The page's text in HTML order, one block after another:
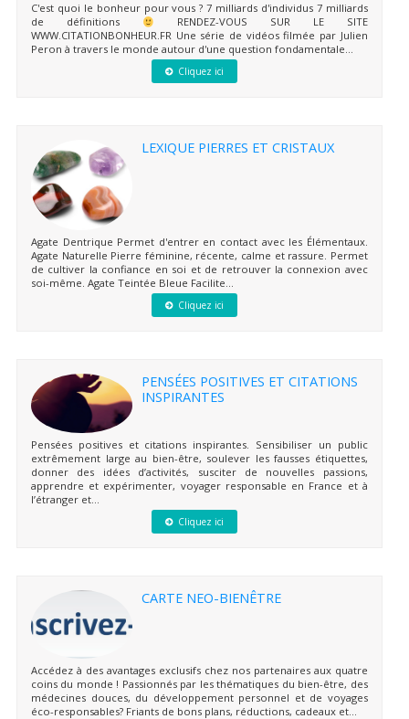
C'est quoi le bonheur pour vous ? 7 milliards d'individus 7 milliards
de définitions
RENDEZ-VOUS SUR LE SITE
WWW.CITATIONBONHEUR.FR Une série de vidéos filmée par Julien
Peron à travers le monde autour d'une question fondamentale...
Cliquez ici
LEXIQUE PIERRES ET CRISTAUX
Agate Dentrique Permet d'entrer en contact avec les Élémentaux.
Agate Naturelle Pierre féminine, récente, calme et rassure. Permet
de cultiver la confiance en soi et de retrouver la connexion avec
soi-même. Agate Teintée Bleue Facilite...
Cliquez ici
PENSÉES POSITIVES ET CITATIONS
INSPIRANTES
Pensées positives et citations inspirantes. Sensibiliser un public
extrêmement large au bien-être, soulever les fausses étiquettes,
donner des idées d’activités, susciter de nouvelles passions,
apprendre et expérimenter, voyager responsable en France et à
l’étranger et...
Cliquez ici
CARTE NEO-BIENÊTRE
Accédez à des avantages exclusifs chez nos partenaires aux quatre
coins du monde ! Passionnés par les thématiques du bien-être, des
médecines douces, du développement personnel et de voyages
éco-responsables? Friants de bons plans, réductions, cadeaux et...